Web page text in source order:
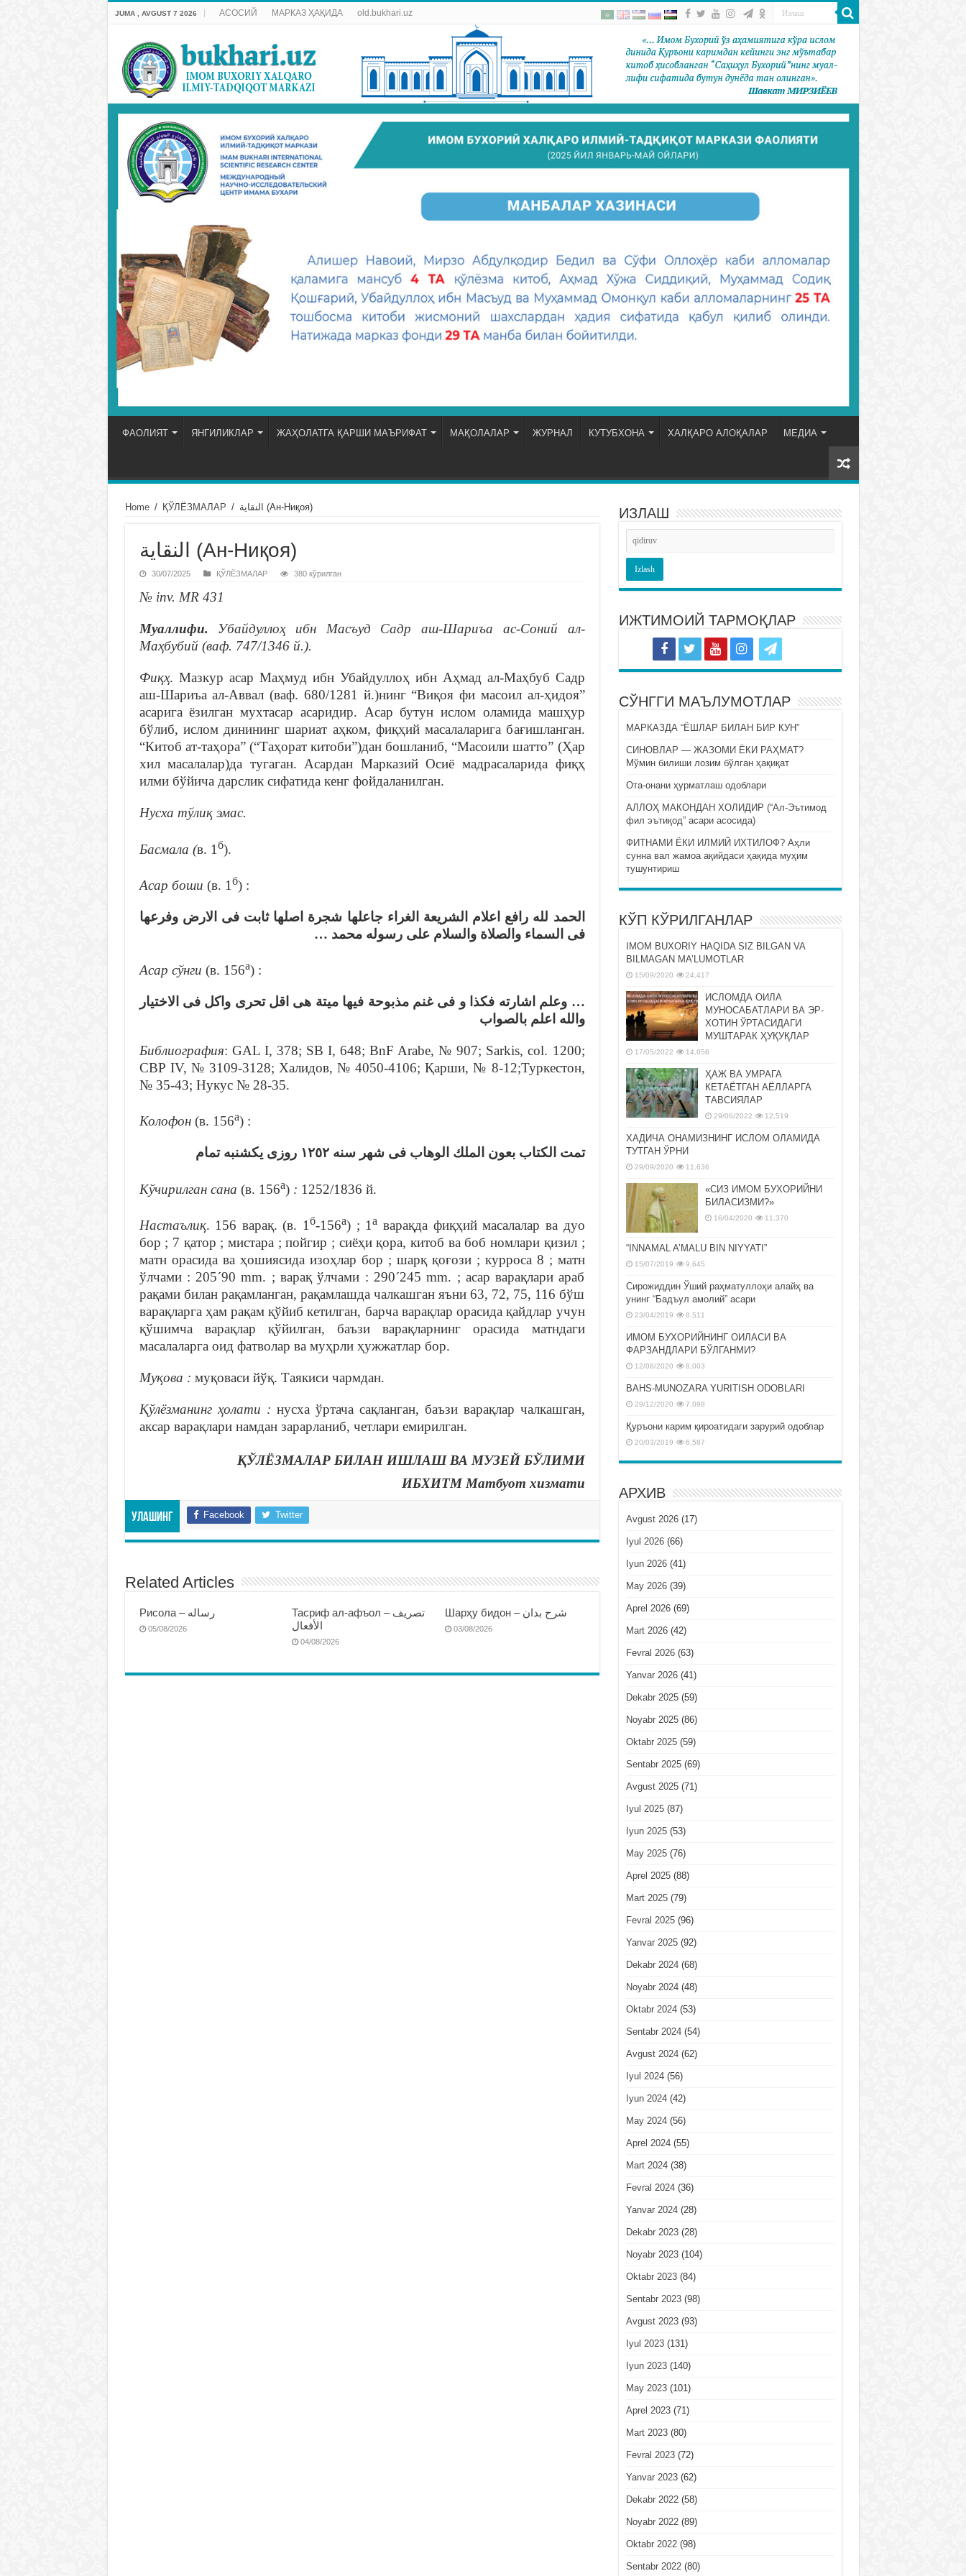
JUMA , AVGUST 7 2026 АСОСИЙ МАРКАЗ ҲАҚИДА old.bukhari.uz
ФАОЛИЯТ ЯНГИЛИКЛАР ЖАҲОЛАТГА ҚАРШИ МАЪРИФАТ МАҚОЛАЛАР ЖУРНАЛ КУТУБХОНА ХАЛҚАРО АЛОҚАЛАР МЕДИА
Home / ҚЎЛЁЗМАЛАР / النقاية (Ан-Ниқоя)
النقاية (Ан-Ниқоя)
30/07/2025 ҚЎЛЁЗМАЛАР 380 кўрилган
№ inv. MR 431
Муаллифи. Убайдуллоҳ ибн Масъуд Садр аш-Шариъа ас-Соний ал-
Маҳбубий (ваф. 747/1346 й.).
Фиқҳ. Мазкур асар Маҳмуд ибн Убайдуллоҳ ибн Аҳмад ал-Маҳбуб Садр
аш-Шариъа ал-Аввал (ваф. 680/1281 й.)нинг “Виқоя фи масоил ал-ҳидоя”
асарига ёзилган мухтасар асаридир. Асар бутун ислом оламида машҳур
бўлиб, ислом динининг шариат аҳком, фиқҳий масалаларига бағишланган.
“Китоб ат-таҳора” (“Таҳорат китоби”)дан бошланиб, “Масоили шатто” (Ҳар
хил масалалар)да тугаган. Асардан Марказий Осиё мадрасаларида фиқҳ
илми бўйича дарслик сифатида кенг фойдаланилган.
Нусха тўлиқ эмас.
Басмала (в. 1 б).
Асар боши (в. 1 б) :
الحمد لله رافع اعلام الشريعة الغراء جاعلها شجرة اصلها ثابت فى الارض وفرعها
فى السماء والصلاة والسلام على رسوله محمد …
Асар сўнги (в. 156а) :
… وعلم اشارته فكذا و فى غنم مذبوحة فيها ميتة هى اقل تحرى واكل فى الاختيار
والله اعلم بالصواب
Библиография: GAL I, 378; SB I, 648; BnF Arabe, № 907; Sarkis, col. 1200;
СВР IV, № 3109-3128; Халидов, № 4050-4106; Қарши, № 8-12;Туркестон,
№ 35-43; Нукус № 28-35.
Колофон(в. 156а) :
تمت الكتاب بعون الملك الوهاب فى شهر سنه ١٢٥٢ روزى يكشنبه تمام
Кўчирилган сана (в. 156а) : 1252/1836 й.
Настаълиқ. 156 варақ. (в. 1б-156а) ; 1а варақда фиқҳий масалалар ва дуо
бор ; 7 қатор ; мистара ; пойгир ; сиёҳи қора, китоб ва боб номлари қизил ;
матн орасида ва ҳошиясида изоҳлар бор ; шарқ қоғози ; курроса 8 ; матн
ўлчами : 205´90 mm. ; варақ ўлчами : 290´245 mm. ; асар варақлари араб
рақами билан рақамланган, рақамлашда чалкашган яъни 63, 72, 75, 116 бўш
варақларга ҳам рақам қўйиб кетилган, барча варақлар орасида қайдлар учун
қўшимча варақлар қўйилган, баъзи варақларнинг орасида матндаги
масалаларга оид фатволар ва муҳрли ҳужжатлар бор.
Муқова : муқоваси йўқ. Таякиси чармдан.
Қўлёзманинг ҳолати : нусха ўртача сақланган, баъзи варақлар чалкашган,
аксар варақлари намдан зарарланиб, четлари емирилган.
ҚЎЛЁЗМАЛАР БИЛАН ИШЛАШ ВА МУЗЕЙ БЎЛИМИ
ИБХИТМ Матбуот хизмати
Улашинг Facebook Twitter
Related Articles
Рисола – رساله
05/08/2026
Тасриф ал-афъол – تصريف
الأفعال
04/08/2026
Шарҳу бидон – شرح بدان
03/08/2026
ИЗЛАШ
ИЖТИМОИЙ ТАРМОҚЛАР
СЎНГГИ МАЪЛУМОТЛАР
МАРКАЗДА “ЁШЛАР БИЛАН БИР КУН”
СИНОВЛАР — ЖАЗОМИ ЁКИ РАҲМАТ?
Мўмин билиши лозим бўлган ҳақиқат
Ота-онани ҳурматлаш одоблари
АЛЛОҲ МАКОНДАН ХОЛИДИР (“Ал-Эътимод
фил эътиқод” асари асосида)
ФИТНАМИ ЁКИ ИЛМИЙ ИХТИЛОФ? Аҳли
сунна вал жамоа ақийдаси ҳақида муҳим
тушунтириш
КЎП КЎРИЛГАНЛАР
IMOM BUXORIY HAQIDA SIZ BILGAN VA
BILMAGAN MA’LUMOTLAR
15/09/2020 24,417
ИСЛОМДА ОИЛА
МУНОСАБАТЛАРИ ВА ЭР-
ХОТИН ЎРТАСИДАГИ
МУШТАРАК ҲУҚУҚЛАР
17/05/2022 14,056
ҲАЖ ВА УМРАГА
КЕТАЁТГАН АЁЛЛАРГА
ТАВСИЯЛАР
29/06/2022 12,519
ХАДИЧА ОНАМИЗНИНГ ИСЛОМ ОЛАМИДА
ТУТГАН ЎРНИ
29/09/2020 11,636
«СИЗ ИМОМ БУХОРИЙНИ
БИЛАСИЗМИ?»
16/04/2020 11,370
“INNAMAL A’MALU BIN NIYYATI”
15/07/2019 9,645
Сирожиддин Ўший раҳматуллоҳи алайҳ ва
унинг “Бадъул амолий” асари
23/04/2019 8,511
ИМОМ БУХОРИЙНИНГ ОИЛАСИ ВА
ФАРЗАНДЛАРИ БЎЛГАНМИ?
12/08/2020 8,003
BAHS-MUNOZARA YURITISH ODOBLARI
29/12/2020 7,098
Қуръони карим қироатидаги зарурий одоблар
20/03/2019 6,587
АРХИВ
Avgust 2026(17)
Iyul 2026(66)
Iyun 2026(41)
May 2026(39)
Aprel 2026(69)
Mart 2026(42)
Fevral 2026(63)
Yanvar 2026(41)
Dekabr 2025(59)
Noyabr 2025(86)
Oktabr 2025(59)
Sentabr 2025(69)
Avgust 2025(71)
Iyul 2025(87)
Iyun 2025(53)
May 2025(76)
Aprel 2025(88)
Mart 2025(79)
Fevral 2025(96)
Yanvar 2025(92)
Dekabr 2024(68)
Noyabr 2024(48)
Oktabr 2024(53)
Sentabr 2024(54)
Avgust 2024(62)
Iyul 2024(56)
Iyun 2024(42)
May 2024(56)
Aprel 2024(55)
Mart 2024(38)
Fevral 2024(36)
Yanvar 2024(28)
Dekabr 2023(28)
Noyabr 2023(104)
Oktabr 2023(84)
Sentabr 2023(98)
Avgust 2023(93)
Iyul 2023(131)
Iyun 2023(140)
May 2023(101)
Aprel 2023(71)
Mart 2023(80)
Fevral 2023(72)
Yanvar 2023(62)
Dekabr 2022(58)
Noyabr 2022(89)
Oktabr 2022(98)
Sentabr 2022(80)